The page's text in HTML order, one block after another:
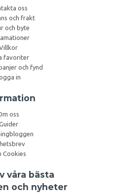
oss
och frakt
och byte
favoriter
och fynd
in
oss
Cookies
våra bästa
och nyheter